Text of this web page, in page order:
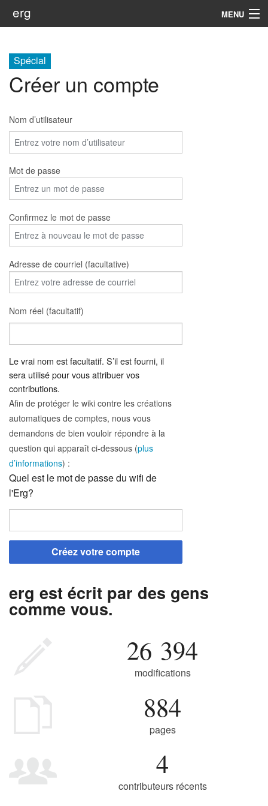
erg MENU
Soutien
Web
Spécial
Créer un compte
Nom d’utilisateur
Mot de passe
Confirmez le mot de passe
Adresse de courriel (facultative)
Nom réel (facultatif)
Le vrai nom est facultatif. S’il est fourni, il
sera utilisé pour vous attribuer vos
contributions.
Afin de protéger le wiki contre les créations
automatiques de comptes, nous vous
demandons de bien vouloir répondre à la
question qui apparaît ci-dessous (plus
d’informations) :
Quel est le mot de passe du wifi de
l'Erg?
Créez votre compte
erg est écrit par des gens
comme vous.
26 394
modifications
884
pages
4
contributeurs récents